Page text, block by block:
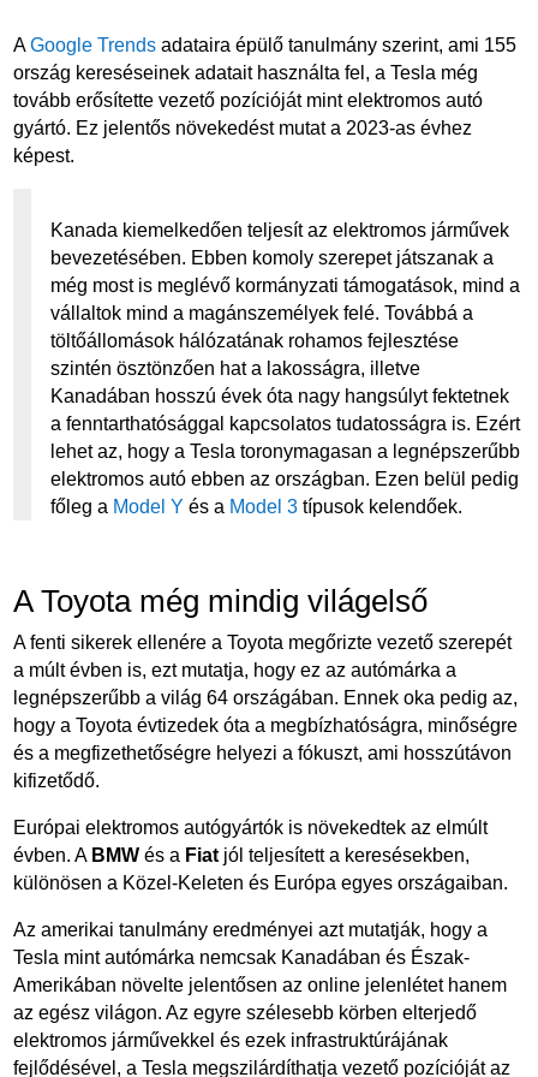
AGoogle Trends adataira épülő tanulmány szerint, ami 155
ország kereséseinek adatait használta fel, a Tesla még
tovább erősítette vezető pozícióját mint elektromos autó
gyártó. Ez jelentős növekedést mutat a 2023-as évhez
képest.
Kanada kiemelkedően teljesít az elektromos járművek
bevezetésében. Ebben komoly szerepet játszanak a
még most is meglévő kormányzati támogatások, mind a
vállaltok mind a magánszemélyek felé. Továbbá a
töltőállomások hálózatának rohamos fejlesztése
szintén ösztönzően hat a lakosságra, illetve
Kanadában hosszú évek óta nagy hangsúlyt fektetnek
a fenntarthatósággal kapcsolatos tudatosságra is. Ezért
lehet az, hogy a Tesla toronymagasan a legnépszerűbb
elektromos autó ebben az országban. Ezen belül pedig
főleg a Model Y és a Model 3 típusok kelendőek.
A Toyota még mindig világelső
A fenti sikerek ellenére a Toyota megőrizte vezető szerepét
a múlt évben is, ezt mutatja, hogy ez az autómárka a
legnépszerűbb a világ 64 országában. Ennek oka pedig az,
hogy a Toyota évtizedek óta a megbízhatóságra, minőségre
és a megfizethetőségre helyezi a fókuszt, ami hosszútávon
kifizetődő.
Európai elektromos autógyártók is növekedtek az elmúlt
évben. A BMW és a Fiat jól teljesített a keresésekben,
különösen a Közel-Keleten és Európa egyes országaiban.
Az amerikai tanulmány eredményei azt mutatják, hogy a
Tesla mint autómárka nemcsak Kanadában és Észak-
Amerikában növelte jelentősen az online jelenlétet hanem
az egész világon. Az egyre szélesebb körben elterjedő
elektromos járművekkel és ezek infrastruktúrájának
fejlődésével, a Tesla megszilárdíthatja vezető pozícióját az